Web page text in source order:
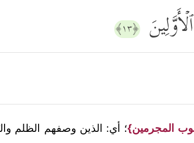
﴿١٣﴾
المجرمين}؛ أي: الذين وصفهم الظلم